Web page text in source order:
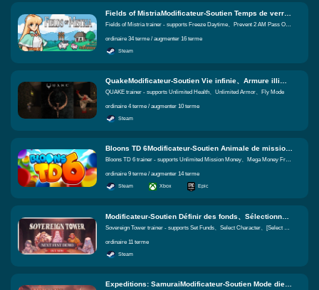
Fields of MistriaModificateur-Soutien Temps de verrouillage、Empêcher l'évanouissement à 2h du matin、Vie infinie Fonctions égales
Fields of Mistria trainer - supports Freeze Daytime、Prevent 2 AM Pass Out、Unlimited Health
ordinaire 34 terme / augmenter 16 terme
Steam
QUAKE trainer - supports Unlimited Health、Unlimited Armor、Fly Mode
ordinaire 4 terme / augmenter 10 terme
Steam
Bloons TD 6Modificateur-Soutien Animale de mission illimitée、Méga argent de ballons、Multiplicateur de Gain d'Argent Fonctions égales
Bloons TD 6 trainer - supports Unlimited Mission Money、Mega Money From Bloons、Money Gain Multiplier
ordinaire 9 terme / augmenter 14 terme
Steam Xbox Epic
Modificateur-Soutien Définir des fonds、Sélectionner le caractère、[Sélectionner un personnage] Définir la force Fonctions égales
ordinaire 11 terme
Steam
Expeditions: SamuraiModificateur-Soutien Mode dieu、Endurance illimitée、Garde illimité Fonctions égales